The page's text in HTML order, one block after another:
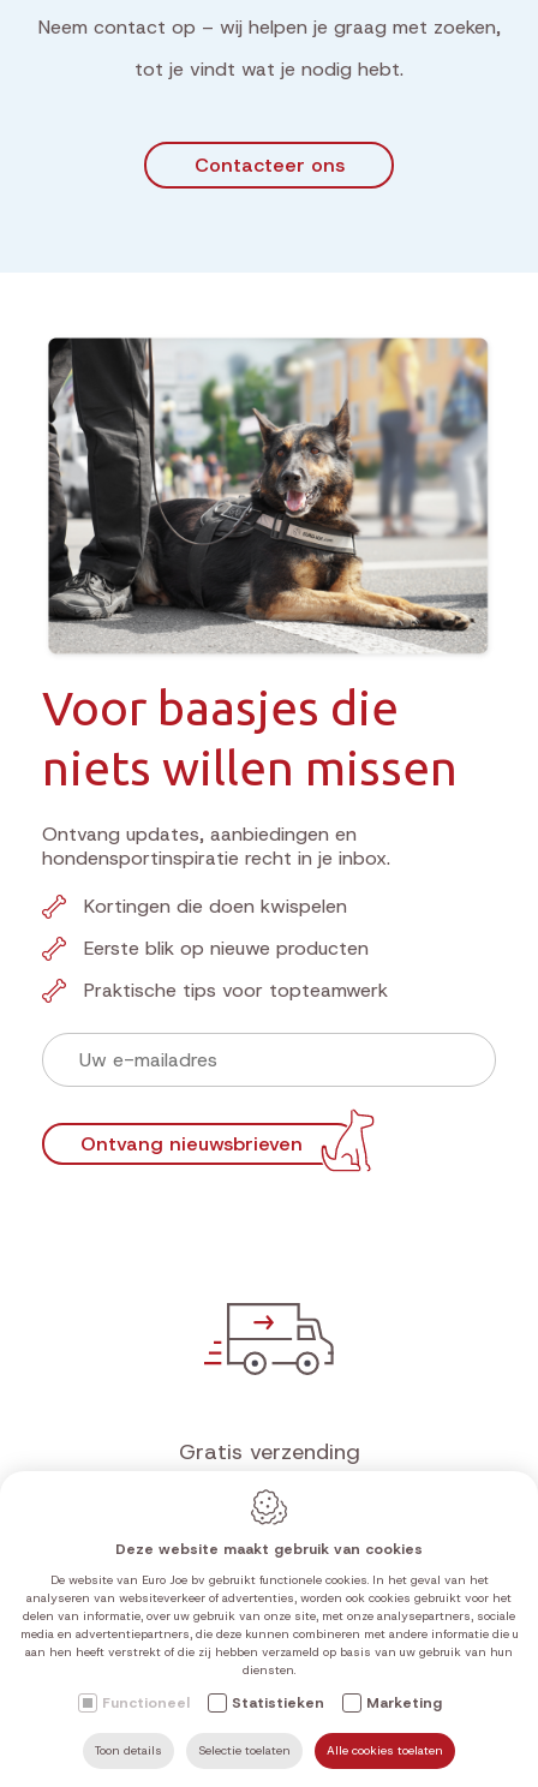
Neem contact op – wij helpen je graag met zoeken,
tot je vindt wat je nodig hebt.
Contacteer ons
Voor baasjes die
niets willen missen
Ontvang updates, aanbiedingen en
hondensportinspiratie recht in je inbox.
Kortingen die doen kwispelen
Eerste blik op nieuwe producten
Praktische tips voor topteamwerk
Ontvang nieuwsbrieven
Gratis verzending
vanaf €100 in de Benelux
Top service
Deze website maakt gebruik van cookies
De website van Euro Joe bv gebruikt functionele cookies. In het geval van het
analyseren van websiteverkeer of advertenties, worden ook cookies gebruikt voor het
delen van informatie, over uw gebruik van onze site, met onze analysepartners, sociale
media en advertentiepartners, die deze kunnen combineren met andere informatie die u
aan hen heeft verstrekt of die zij hebben verzameld op basis van uw gebruik van hun
diensten.
Functioneel Statistieken Marketing
Toon details Selectie toelaten Alle cookies toelaten
MAIL ONS HOME VIND ONS BEL ONS